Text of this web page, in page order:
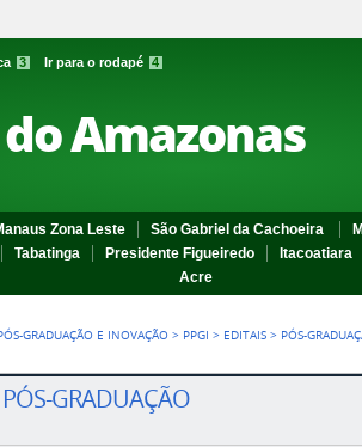
3 Ir para o rodapé 4
Amazonas
Zona Leste São Gabriel da Cachoeira
Tabatinga Presidente Figueiredo Itacoatiara
Acre
GRADUAÇÃO E INOVAÇÃO > PPGI > EDITAIS > PÓS-
GRADUAÇÃO